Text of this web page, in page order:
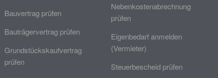
Bauvertrag prüfen
Bauträgervertrag prüfen
Grundstückskaufvertrag
prüfen
Nebenkostenabrechnung
prüfen
Eigenbedarf anmelden
(Vermieter)
Steuerbescheid prüfen